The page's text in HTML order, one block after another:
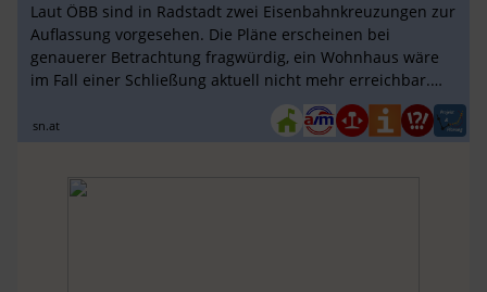
Laut ÖBB sind in Radstadt zwei Eisenbahnkreuzungen zur
Auflassung vorgesehen. Die Pläne erscheinen bei
genauerer Betrachtung fragwürdig, ein Wohnhaus wäre
im Fall einer Schließung aktuell nicht mehr erreichbar.
sn.at